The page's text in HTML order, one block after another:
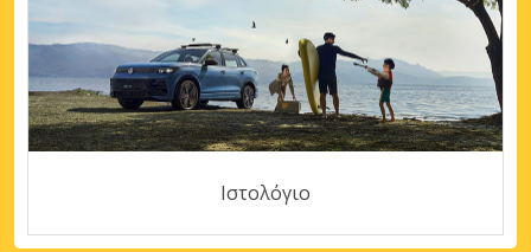
Ιστολόγιο